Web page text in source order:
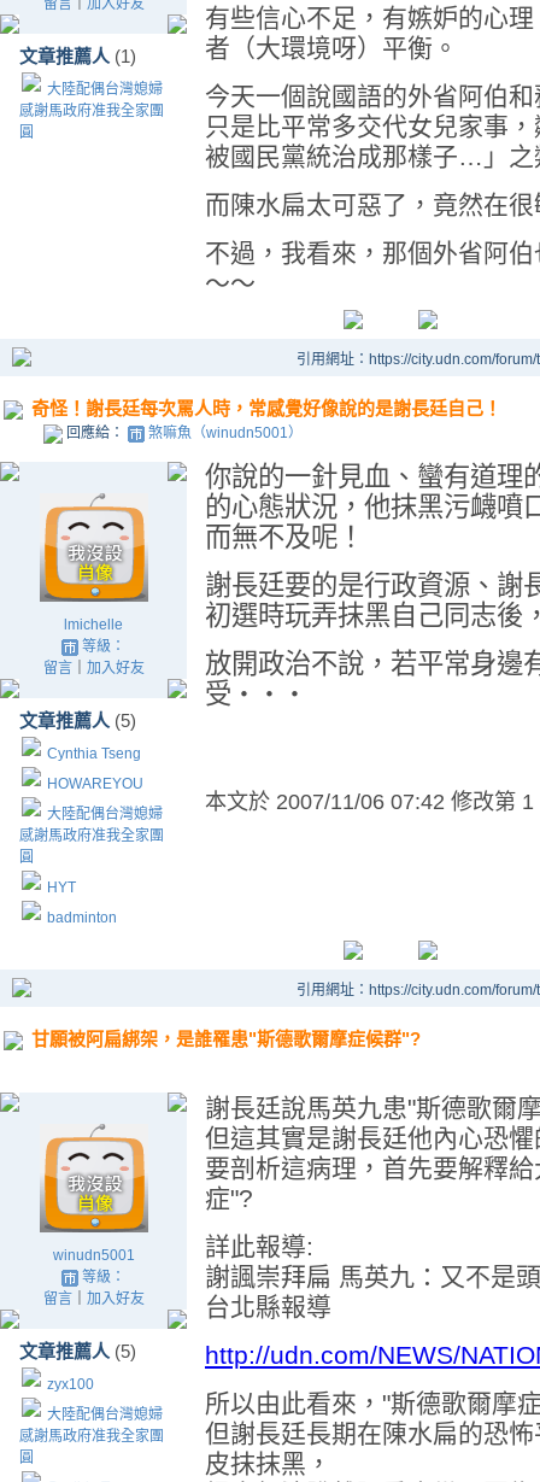
留言 加入好友
文章推薦人 (1)
大陸配偶台灣媳婦
感謝馬政府准我全家團
圓
有些信心不足，有嫉妒的心
者（大環境呀）平衡。
今天一個說國語的外省阿伯
只是比平常多交代女兒家事
被國民黨統治成那樣子…」之
而陳水扁太可惡了，竟然在
不過，我看來，那個外省阿
～～
引用網址：https://city.udn.com/
奇怪！謝長廷每次罵人時，常感覺好像說的是謝長廷自己！
回應給： 煞嘛魚（winudn5001）
lmichelle
等級：
留言｜ 加入好友
文章推薦人 (5)
Cynthia Tseng
HOWAREYOU
大陸配偶台灣媳婦
感謝馬政府准我全家團
圓
HYT
badminton
你說的一針見血、蠻有道理
的心態狀況，他抹黑污衊噴
而無不及呢！
謝長廷要的是行政資源、謝
初選時玩弄抹黑自己同志後
放開政治不說，若平常身邊
受 ‧‧‧
本文於 2007/11/06 07:42 修改第 1
引用網址：https://city.udn.com/
甘願被阿扁綁架，是誰罹患"斯德歌爾摩症候群"?
winudn5001
等級：
留言｜ 加入好友
文章推薦人 (5)
zyx100
大陸配偶台灣媳婦
感謝馬政府准我全家團
圓
謝長廷說馬英九患"斯德歌爾
但這其實是謝長廷他內心恐
要剖析這病理，首先要解釋
症"?
詳此報導:
謝諷崇拜扁 馬英九：又不是
台北縣報導
http://udn.com/NEWS/
所以由此看來，"斯德歌爾摩
但謝長廷長期在陳水扁的恐
皮抹抹黑，